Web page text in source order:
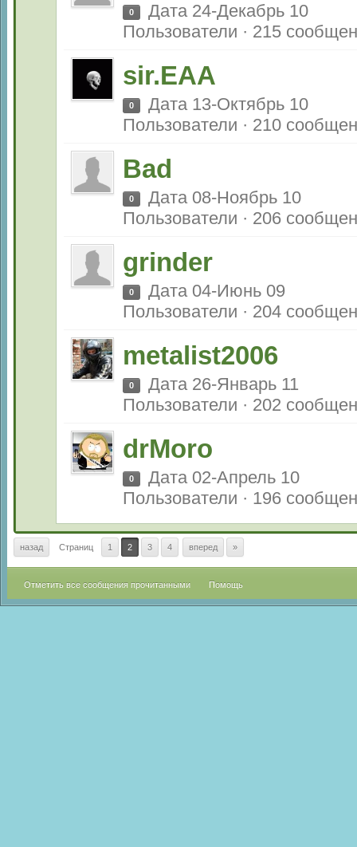
0
Дата 24-Декабрь 10
Пользователи · 215
sir.EAA
0
Дата 13-Октябрь 10
Пользователи · 210
Bad
0
Дата 08-Ноябрь 10
Пользователи · 206
grinder
0
Дата 04-Июнь 09
Пользователи · 204
metalist2006
0
Дата 26-Январь 11
Пользователи · 202
drMoro
0
Дата 02-Апрель 10
Пользователи · 196
назад Страниц 1 2 3 4 вперед »
Отметить все сообщения прочитанными Помощь